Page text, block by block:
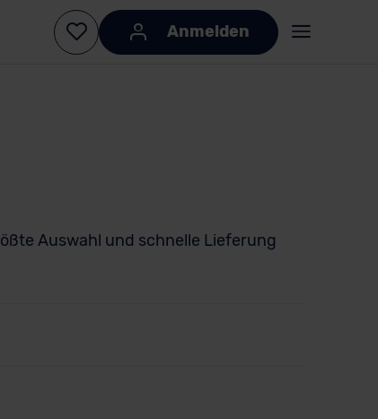
Anmelden
Auswahl und schnelle Lieferung